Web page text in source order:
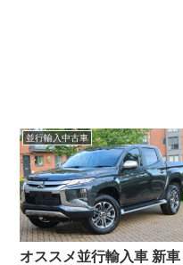
並行輸入中古車
オススメ並行輸入車 新車